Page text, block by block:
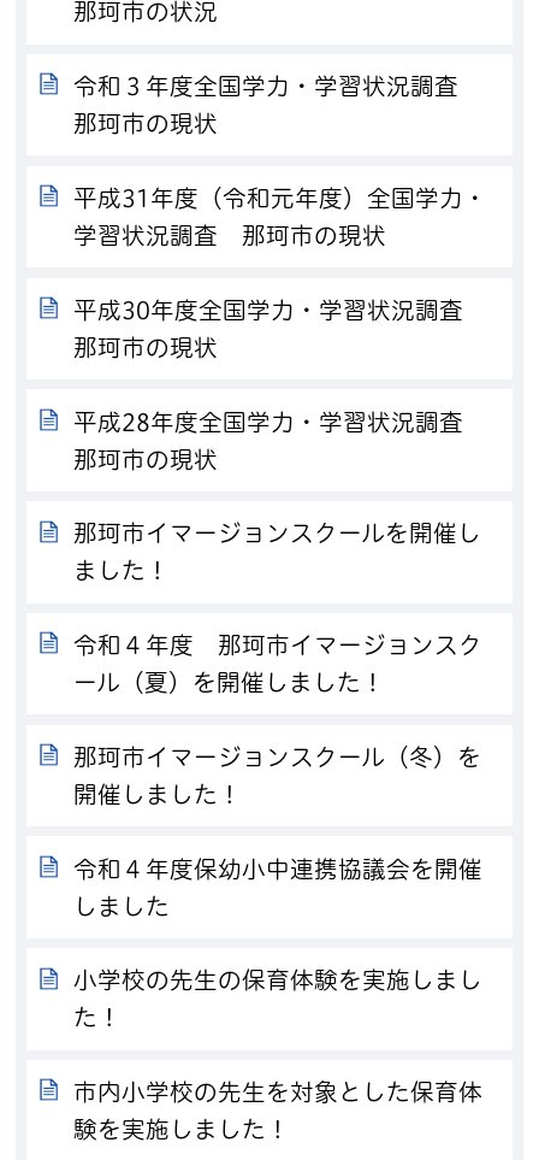
那珂市の状況
令和３年度全国学力・学習状況調査
那珂市の現状
平成31年度（令和元年度）全国学力・
学習状況調査 那珂市の現状
平成30年度全国学力・学習状況調査
那珂市の現状
平成28年度全国学力・学習状況調査
那珂市の現状
那珂市イマージョンスクールを開催し
ました！
令和４年度 那珂市イマージョンスク
ール（夏）を開催しました！
那珂市イマージョンスクール（冬）を
開催しました！
令和４年度保幼小中連携協議会を開催
しました
小学校の先生の保育体験を実施しまし
た！
市内小学校の先生を対象とした保育体
験を実施しました！